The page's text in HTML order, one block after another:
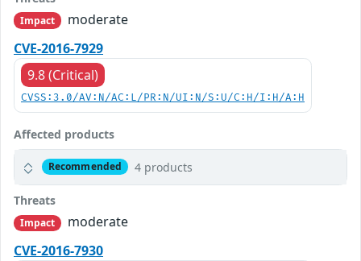
Impact
moderate
CVE-2016-7929
9.8 (Critical)
CVSS:3.0/AV:N/AC:L/PR:N/UI:N/S:U/C:H/I:H/A:H
Affected products
Recommended 4 products
Threats
Impact
moderate
CVE-2016-7930